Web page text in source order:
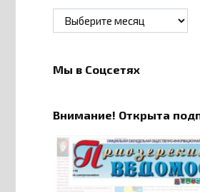
Архивы
Мы в Соцсетях
Внимание! Открыта